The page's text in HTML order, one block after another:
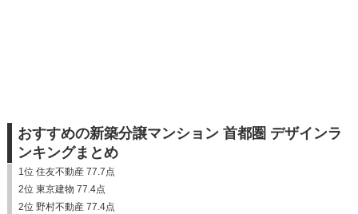
おすすめの新築分譲マンション 首都圏 デザインラ
ンキングまとめ
1位 住友不動産 77.7点
2位 東京建物 77.4点
2位 野村不動産 77.4点